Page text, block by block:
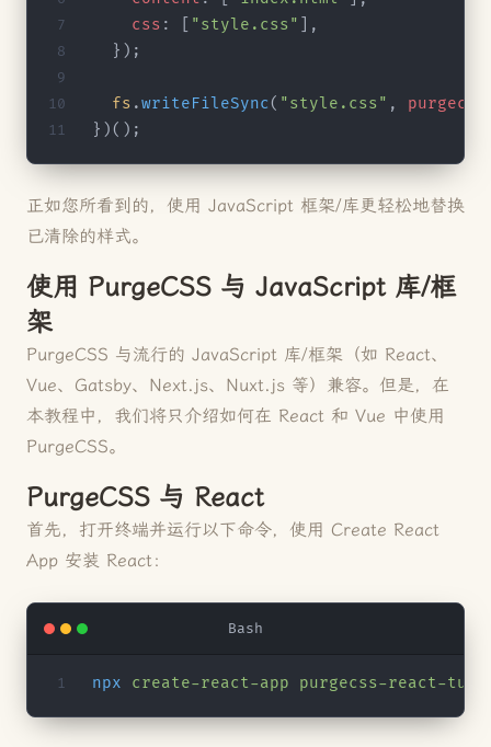
    css
: [ "style.css"
],
  });
  fs
.writeFileSync( "style.css" , purgecss
})();
正如您所看到的，使用 JavaScript 框架/库更轻松地替换
已清除的样式。
使用 PurgeCSS 与 JavaScript 库/框
架
PurgeCSS 与流行的 JavaScript 库/框架（如 React、
Vue、Gatsby、Next.js、Nuxt.js 等）兼容。但是，在
本教程中，我们将只介绍如何在 React 和 Vue 中使用
PurgeCSS。
PurgeCSS 与 React
首先，打开终端并运行以下命令，使用 Create React
App 安装 React：
Bash
npx create-react-app purgecss-react-